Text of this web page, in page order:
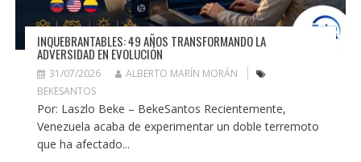
INQUEBRANTABLES: 49 AÑOS TRANSFORMANDO LA
ADVERSIDAD EN EVOLUCIÓN
31/07/2026
ALBERTO MARÍN MORÁN
BEKESANTOS
Por: Laszlo Beke – BekeSantos Recientemente,
Venezuela acaba de experimentar un doble terremoto
que ha afectado...